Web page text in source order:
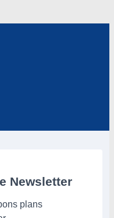
Newsletter
plans